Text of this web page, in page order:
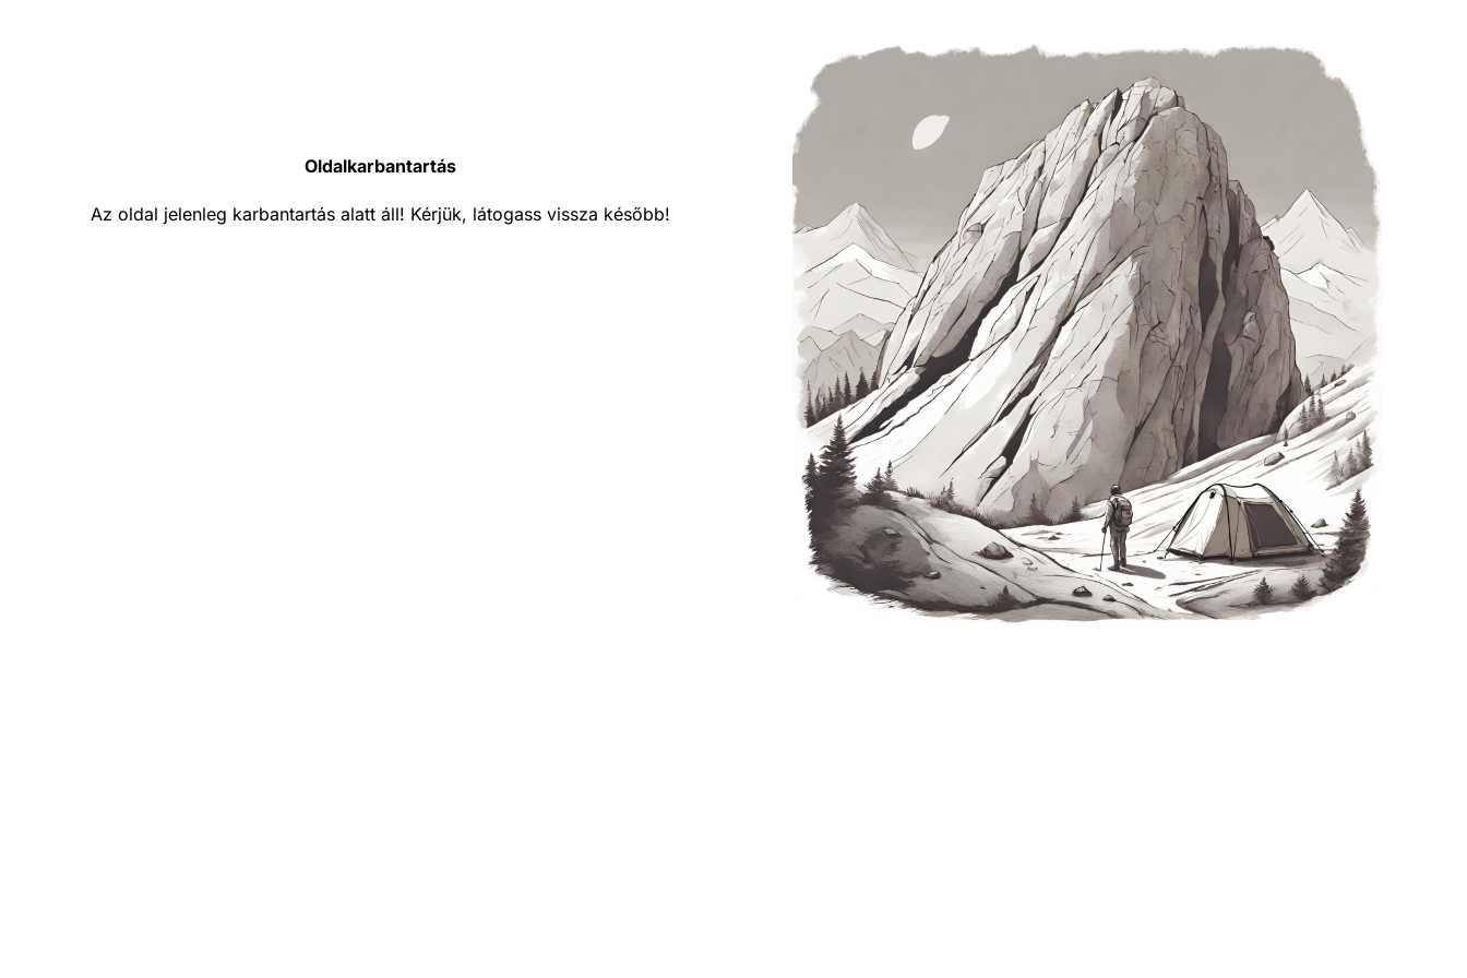
Oldalkarbantartás
Az oldal jelenleg karbantartás alatt áll! Kérjük, látogass vissza később!